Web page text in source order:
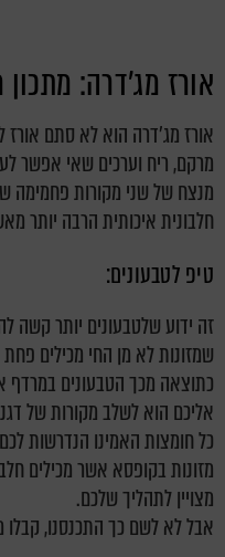
אורז מג'דרה:
אורז מג'דרה הוא לא סתם אורז
מרקם, ריח וערכים שאי אפשר
מנצח של שני מקורות פחמימה
חלבונית איכותית הרבה יותר
טיפ לטבעונים:
זה ידוע שלטבעונים יותר קשה
שמזונות לא מן החי מכילים
כתוצאה מכך הטבעונים במרדף
אליכם הוא לשלב מקורות של
כל חומצות האמינו הנדרשות
מזונות בקופסא אשר מכילים
מצויין לתהליך שלכם.
אבל לא לשם כך התכנסנו,